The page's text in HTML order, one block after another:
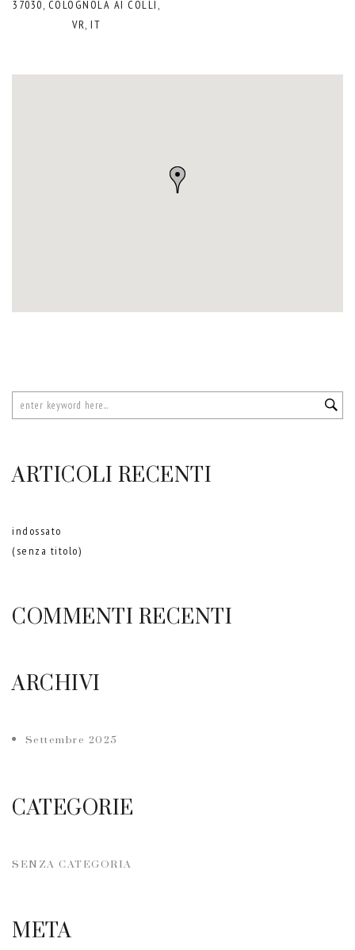
37030, COLOGNOLA AI COLLI,
VR, IT
ARTICOLI RECENTI
indossato
(senza titolo)
COMMENTI RECENTI
ARCHIVI
Settembre 2025
CATEGORIE
SENZA CATEGORIA
META